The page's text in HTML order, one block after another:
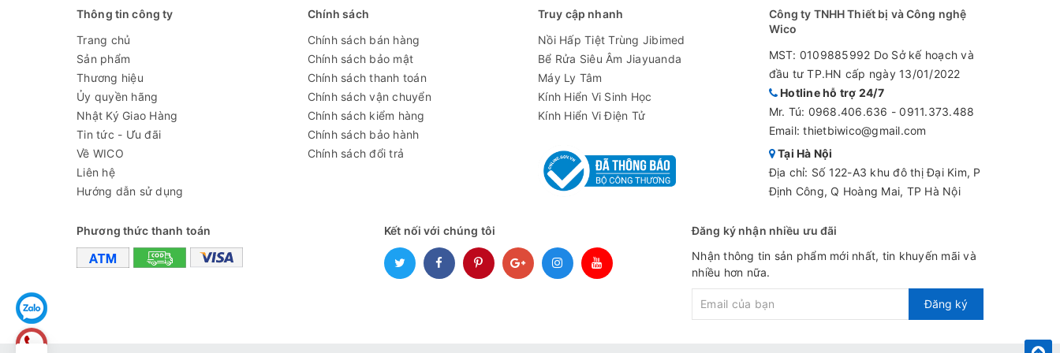
Độ phân giải
TDS
Độ chính xác
Hiệu chuẩn Tự động, 1 điểm tại 1382 mg/L
Bù nhiệt
đổi TDS
Pin 1 pin 3V / khoảng 250 giờ sử dụng liên tục
Thông tin công ty
Trang chủ
Sản phẩm
Thương hiệu
Ủy quyền hãng
Nhật Ký Giao Hàng
Tin tức - Ưu đãi
Về WICO
Liên hệ
Hướng dẫn sử dụng
Chính sách
Chính sách bán hàng
Chính sách bảo mật
Chính sách thanh toán
Chính sách vận chuyển
Chính sách kiểm hàng
Chính sách bảo hành
Chính sách đổi trả
Truy cập nhanh
Nồi Hấp Tiệt Trùng Jibimed
Bể Rửa Siêu Âm Jiayuanda
Máy Ly Tâm
Kính Hiển Vi Sinh Học
Kính Hiển Vi Điện Tử
Công ty TNHH Thiết bị và Công nghệ
Wico
MST: 0109885992 Do Sở kế hoạch và
đầu tư TP.HN cấp ngày 13/01/2022
Hotline hỗ trợ 24/7
Mr. Tú: 0968.406.636 -0911.373.488
Email: thietbiwico@gmail.com
Tại Hà Nội
Địa chỉ: Số 122-A3 khu đô thị Đại Kim, P
Định Công, Q Hoàng Mai, TP Hà Nội
Phương thức thanh toán Kết nối với chúng tôi
Đăng ký nhận nhiều ưu đãi
Nhận thông tin sản phẩm mới nhất, tin khuyến mãi và
nhiều hơn nữa.
Đăng ký